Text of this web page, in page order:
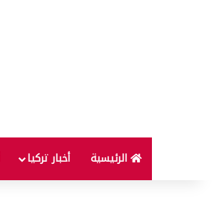
الرئيسية أخبار تركيا